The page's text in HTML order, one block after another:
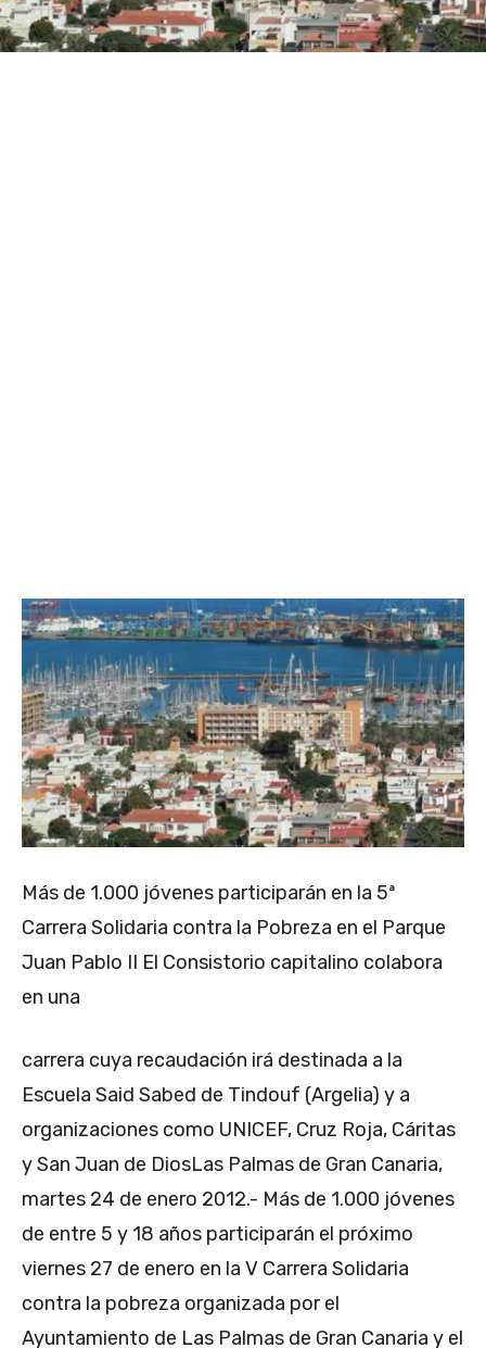
Más de 1.000 jóvenes participarán en la 5ª
Carrera Solidaria contra la Pobreza en el Parque
Juan Pablo II El Consistorio capitalino colabora
en una
carrera cuya recaudación irá destinada a la
Escuela Said Sabed de Tindouf (Argelia) y a
organizaciones como UNICEF, Cruz Roja, Cáritas
y San Juan de DiosLas Palmas de Gran Canaria,
martes 24 de enero 2012.- Más de 1.000 jóvenes
de entre 5 y 18 años participarán el próximo
viernes 27 de enero en la V Carrera Solidaria
contra la pobreza organizada por el
Ayuntamiento de Las Palmas de Gran Canaria y el